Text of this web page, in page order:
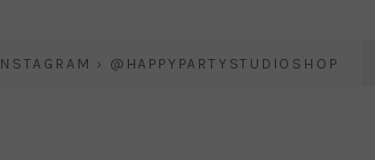
› @HAPPYPARTYSTUDIOSHOP